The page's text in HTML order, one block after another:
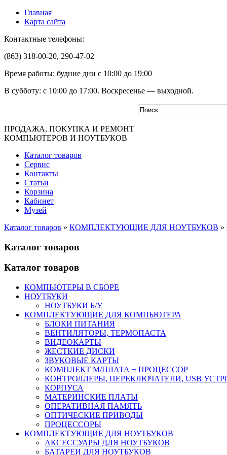
Главная
Карта сайта
Контактные телефоны:
(863) 318-00-20, 290-47-02
Время работы: будние дни с 10:00 до 19:00
В субботу: с 10:00 до 17:00. Воскресенье — выходной.
ПРОДАЖА, ПОКУПКА И РЕМОНТ
КОМПЬЮТЕРОВ И НОУТБУКОВ
Каталог товаров
Сервис
Контакты
Статьи
Корзина
Кабинет
Музей
Каталог товаров » КОМПЛЕКТУЮЩИЕ ДЛЯ НОУТБУКОВ »
Каталог товаров
Каталог товаров
КОМПЬЮТЕРЫ В СБОРЕ
НОУТБУКИ
НОУТБУКИ Б/У
КОМПЛЕКТУЮЩИЕ ДЛЯ КОМПЬЮТЕРА
БЛОКИ ПИТАНИЯ
ВЕНТИЛЯТОРЫ, ТЕРМОПАСТА
ВИДЕОКАРТЫ
ЖЕСТКИЕ ДИСКИ
ЗВУКОВЫЕ КАРТЫ
КОМПЛЕКТ М/ПЛАТА + ПРОЦЕССОР
КОНТРОЛЛЕРЫ, ПЕРЕКЛЮЧАТЕЛИ, USB
КОРПУСА
МАТЕРИНСКИЕ ПЛАТЫ
ОПЕРАТИВНАЯ ПАМЯТЬ
ОПТИЧЕСКИЕ ПРИВОДЫ
ПРОЦЕССОРЫ
КОМПЛЕКТУЮЩИЕ ДЛЯ НОУТБУКОВ
АКСЕССУАРЫ ДЛЯ НОУТБУКОВ
БАТАРЕИ ДЛЯ НОУТБУКОВ